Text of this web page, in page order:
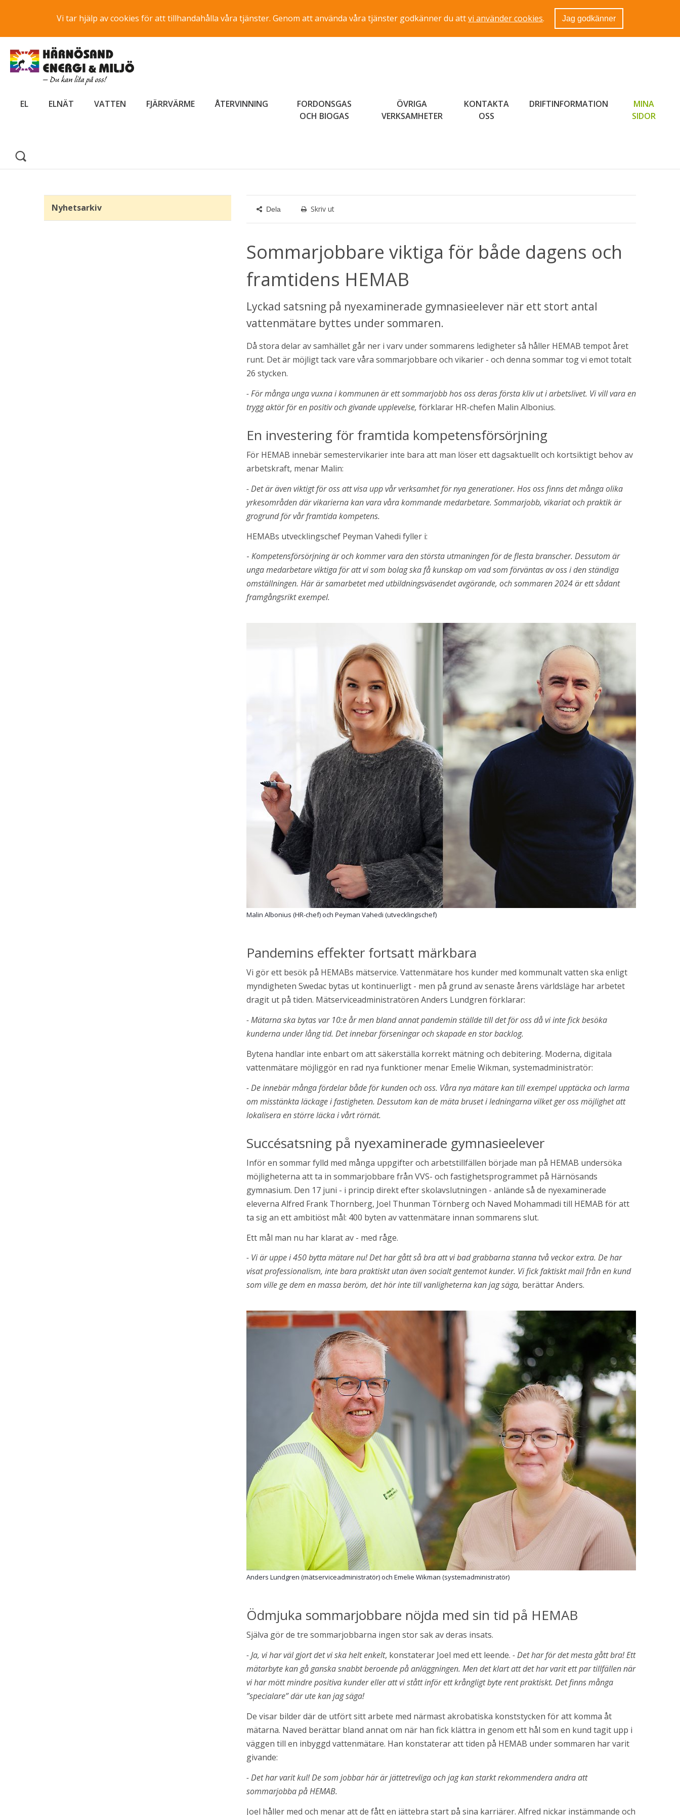
Vi tar hjälp av cookies för att tillhandahålla våra tjänster. Genom att använda våra tjänster godkänner du attvi använder cookies. Jag godkänner
EL ELNÄT VATTEN FJÄRRVÄRME ÅTERVINNING
FORDONSGAS
OCH BIOGAS
ÖVRIGA
VERKSAMHETER
KONTAKTA
OSS
DRIFTINFORMATION
MINA
SIDOR
Nyhetsarkiv Dela Skriv ut
Sommarjobbare viktiga för både dagens och
framtidens HEMAB
Lyckad satsning på nyexaminerade gymnasieelever när ett stort antal
vattenmätare byttes under sommaren.
Då stora delar av samhället går ner i varv under sommarens ledigheter så håller HEMAB tempot året
runt. Det är möjligt tack vare våra sommarjobbare och vikarier - och denna sommar tog vi emot totalt
26 stycken.
- För många unga vuxna i kommunen är ett sommarjobb hos oss deras första kliv ut i arbetslivet. Vi vill vara en
trygg aktör för en positiv och givande upplevelse, förklarar HR-chefen Malin Albonius.
En investering för framtida kompetensförsörjning
För HEMAB innebär semestervikarier inte bara att man löser ett dagsaktuellt och kortsiktigt behov av
arbetskraft, menar Malin:
- Det är även viktigt för oss att visa upp vår verksamhet för nya generationer. Hos oss finns det många olika
yrkesområden där vikarierna kan vara våra kommande medarbetare. Sommarjobb, vikariat och praktik är
grogrund för vår framtida kompetens.
HEMABs utvecklingschef Peyman Vahedi fyller i:
- Kompetensförsörjning är och kommer vara den största utmaningen för de flesta branscher. Dessutom är
unga medarbetare viktiga för att vi som bolag ska få kunskap om vad som förväntas av oss i den ständiga
omställningen. Här är samarbetet med utbildningsväsendet avgörande, och sommaren 2024 är ett sådant
framgångsrikt exempel.
Malin Albonius (HR-chef) och Peyman Vahedi (utvecklingschef)
Pandemins effekter fortsatt märkbara
Vi gör ett besök på HEMABs mätservice. Vattenmätare hos kunder med kommunalt vatten ska enligt
myndigheten Swedac bytas ut kontinuerligt - men på grund av senaste årens världsläge har arbetet
dragit ut på tiden. Mätserviceadministratören Anders Lundgren förklarar:
- Mätarna ska bytas var 10:e år men bland annat pandemin ställde till det för oss då vi inte fick besöka
kunderna under lång tid. Det innebar förseningar och skapade en stor backlog.
Bytena handlar inte enbart om att säkerställa korrekt mätning och debitering. Moderna, digitala
vattenmätare möjliggör en rad nya funktioner menar Emelie Wikman, systemadministratör:
- De innebär många fördelar både för kunden och oss. Våra nya mätare kan till exempel upptäcka och larma
om misstänkta läckage i fastigheten. Dessutom kan de mäta bruset i ledningarna vilket ger oss möjlighet att
lokalisera en större läcka i vårt rörnät.
Succésatsning på nyexaminerade gymnasieelever
Inför en sommar fylld med många uppgifter och arbetstillfällen började man på HEMAB undersöka
möjligheterna att ta in sommarjobbare från VVS- och fastighetsprogrammet på Härnösands
gymnasium. Den 17 juni - i princip direkt efter skolavslutningen - anlände så de nyexaminerade
eleverna Alfred Frank Thornberg, Joel Thunman Törnberg och Naved Mohammadi till HEMAB för att
ta sig an ett ambitiöst mål: 400 byten av vattenmätare innan sommarens slut.
Ett mål man nu har klarat av - med råge.
- Vi är uppe i 450 bytta mätare nu! Det har gått så bra att vi bad grabbarna stanna två veckor extra. De har
visat professionalism, inte bara praktiskt utan även socialt gentemot kunder. Vi fick faktiskt mail från en kund
som ville ge dem en massa beröm, det hör inte till vanligheterna kan jag säga, berättar Anders.
Anders Lundgren (mätserviceadministratör) och Emelie Wikman (systemadministratör)
Ödmjuka sommarjobbare nöjda med sin tid på HEMAB
Själva gör de tre sommarjobbarna ingen stor sak av deras insats.
- Ja, vi har väl gjort det vi ska helt enkelt, konstaterar Joel med ett leende. - Det har för det mesta gått bra! Ett
mätarbyte kan gå ganska snabbt beroende på anläggningen. Men det klart att det har varit ett par tillfällen när
vi har mött mindre positiva kunder eller att vi stått inför ett krångligt byte rent praktiskt. Det finns många
”specialare” där ute kan jag säga!
De visar bilder där de utfört sitt arbete med närmast akrobatiska konststycken för att komma åt
mätarna. Naved berättar bland annat om när han fick klättra in genom ett hål som en kund tagit upp i
väggen till en inbyggd vattenmätare. Han konstaterar att tiden på HEMAB under sommaren har varit
givande:
- Det har varit kul! De som jobbar här är jättetrevliga och jag kan starkt rekommendera andra att
sommarjobba på HEMAB.
Joel håller med och menar att de fått en jättebra start på sina karriärer. Alfred nickar instämmande och